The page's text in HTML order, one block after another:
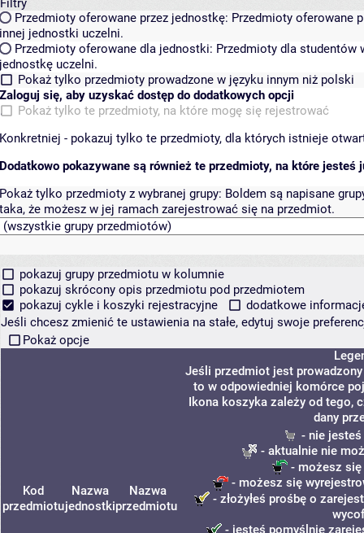
Przedmioty oferowane przez jednostkę: Przedmioty oferowane
innej jednostki uczelni.
Przedmioty oferowane dla jednostki: Przedmioty dla studentów
jednostkę uczelni.
Pokaż tylko przedmioty prowadzone w języku innym niż polski
Zaloguj się, aby uzyskać dostęp do dodatkowych opcji
Pokaż tylko te przedmioty, na które mogę się rejestrować
Konkretniej - pokazuj tylko te przedmioty, dla których istnieje
Dodatkowo pokazywane są również te przedmioty, na które jesteś
Pokaż tylko przedmioty z wybranej grupy: Boldem są napisane
taka, że możesz w jej ramach zarejestrować się na przedmiot.
pokazuj grupy przedmiotu w kolumnie
pokazuj skrócony opis przedmiotu pod przedmiotem
pokazuj cykle i koszyki rejestracyjne
dodatkowe
Jeśli chcesz zmienić te ustawienia na stałe, edytuj swoje
Pokaż opcje
Kod
przedmiotu
Nazwa
jednostki
Nazwa
przedmiotu
Jeśli przedmiot jest
to w odpowiedniej komórce
Ikona koszyka zależy od tego,
dany
- nie
- aktualnie nie
- możesz się
- możesz się
- złożyłeś prośbę o
- jesteś pomyślnie